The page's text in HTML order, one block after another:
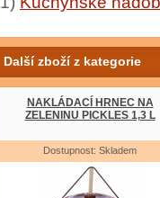
Další zboží z kategorie
NAKLÁDACÍ HRNEC NA
ZELENINU PICKLES 1,3 L
Dostupnost: Skladem